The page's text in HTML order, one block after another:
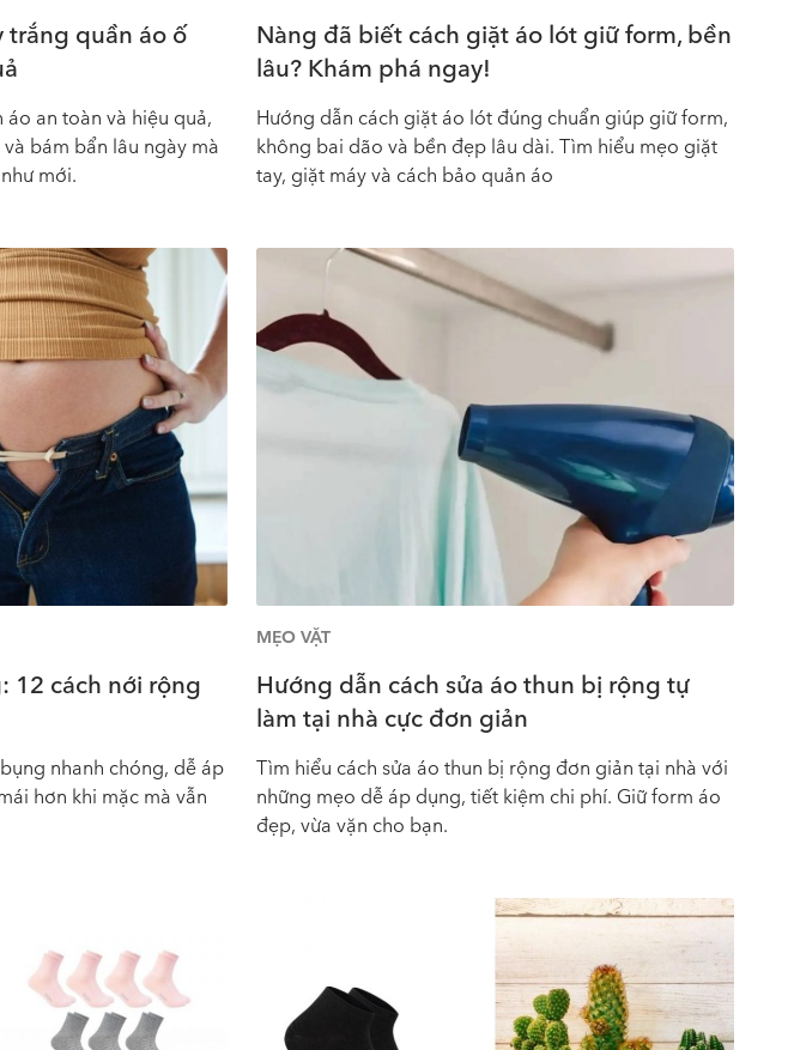
trắng quần áo ố
an toàn và hiệu quả,
bám bẩn lâu ngày mà
mới.
Nàng đã biết cách giặt áo lót giữ form, bền
lâu? Khám phá ngay!
Hướng dẫn cách giặt áo lót đúng chuẩn giúp giữ form,
không bai dão và bền đẹp lâu dài. Tìm hiểu mẹo giặt
tay, giặt máy và cách bảo quản áo
12 cách nới rộng
nhanh chóng, dễ áp
hơn khi mặc mà vẫn
MẸO VẶT
Hướng dẫn cách sửa áo thun bị rộng tự
làm tại nhà cực đơn giản
Tìm hiểu cách sửa áo thun bị rộng đơn giản tại nhà với
những mẹo dễ áp dụng, tiết kiệm chi phí. Giữ form áo
đẹp, vừa vặn cho bạn.